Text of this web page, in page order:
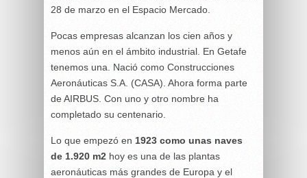
28 de marzo en el Espacio Mercado.
Pocas empresas alcanzan los cien años y
menos aún en el ámbito industrial. En Getafe
tenemos una. Nació como Construcciones
Aeronáuticas S.A. (CASA). Ahora forma parte
de AIRBUS. Con uno y otro nombre ha
completado su centenario.
Lo que empezó en 1923 como unas naves
de 1.920 m2 hoy es una de las plantas
aeronáuticas más grandes de Europa y el